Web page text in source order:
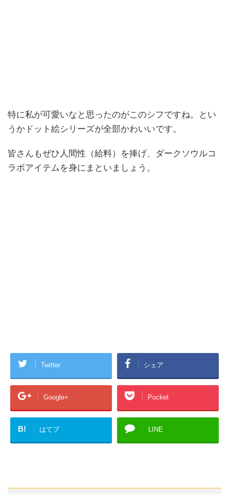
特に私が可愛いなと思ったのがこのシフですね。とい
うかドット絵シリーズが全部かわいいです。
皆さんもぜひ人間性（給料）を捧げ、ダークソウルコ
ラボアイテムを身にまといましょう。
Twitter シェア
Google+ Pocket
B! はてブ LINE